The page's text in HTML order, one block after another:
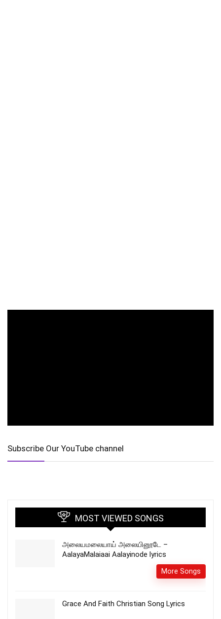
Subscribe Our YouTube channel
MOST VIEWED SONGS
அலையமலையாய் அலையினூடே –
AalayaMalaiaai Aalayinode lyrics
More Songs
Grace And Faith Christian Song Lyrics